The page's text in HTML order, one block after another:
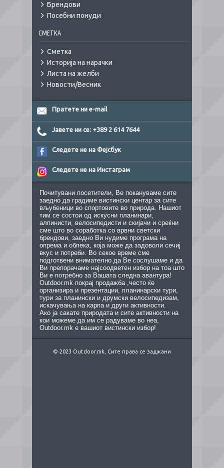
Брендови
Посебни понуди
СМЕТКА
Сметка
Историја на нарачки
Листа на желби
Новости/Весник
Пратете ни e-mail
Јавете ни се: +389 2 614 7644
Следете не на Фејсбук
Следете не на Инстаграм
Почитувани посетители, Ве покануваме сите
заедно да градиме вистински центар за сите
вљубеници во спортовите во природа. Нашиот
тим се состои од искусни планинари,
алпинисти, велосипедисти и скијачи и среќни
сме што во соработка со врвни светски
брендови, заедно Ви нудиме програма на
опрема и облека, која може да задоволи сечиј
вкус и потреби. Во секое време сме
подготвени внимателно да Ве сослушаме и да
Ви препорачаме најсоодветен избор на тоа што
Ви е потребно за Вашата следна авантура!
Outdoor.mk покрај продажба ,често ќе
организира и презентации, планинарски тури,
тури за планински и друмски велосипедизам,
искачувања на карпа и други активности.
Ако ја сакате природата и сите активности на
кои можеме да им се радуваме во неа,
Outdoor.mk е вашиот вистински избор!
© 2023 Outdoor.mk, Сите права се заджани